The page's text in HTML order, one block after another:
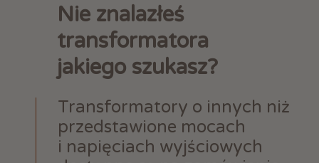
Nie znalazłeś
transformatora
jakiego szukasz?
Transformatory o innych niż
przedstawione mocach
i napięciach wyjściowych